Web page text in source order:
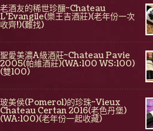
老酒友的稀世珍釀~Chateau
L'Evangile(樂王吉酒莊)(老年份一次
收齊!)(難找)
聖愛美濃A級酒莊~Chateau Pavie
2005(帕維酒莊)(WA:100 WS:100)
(雙100)
玻美侯(Pomerol)的珍珠~Vieux
Chateau Certan 2016(老色丹堡)
(WA:100)(老年份一起收藏)